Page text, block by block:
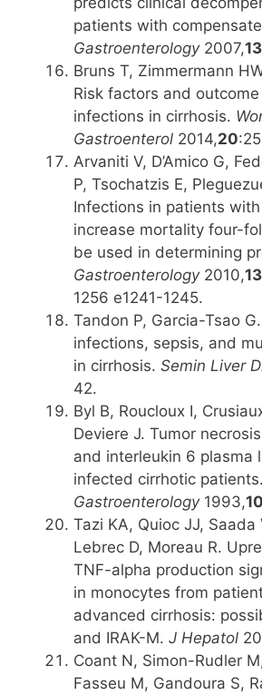
patients with
Gastroenterology 2007,
Bruns T, Zimmermann
Risk factors and
infections in cirrhosis.
Gastroenterol 2014,20
Arvaniti V, D’Amico G,
P, Tsochatzis E,
Infections in patients
increase mortality four-
be used in determining
Gastroenterology 2010,
1256 e1241-1245.
Tandon P, Garcia-Tsao
infections, sepsis, and
in cirrhosis. Semin Liver
42.
Byl B, Roucloux I,
Deviere J. Tumor
and interleukin 6 plasma
infected cirrhotic patients.
Gastroenterology 1993,
Tazi KA, Quioc JJ, Saada
Lebrec D, Moreau R.
TNF-alpha production
in monocytes from
advanced cirrhosis:
and IRAK-M. J Hepatol
Coant N, Simon-Rudler
Fasseu M, Gandoura S,